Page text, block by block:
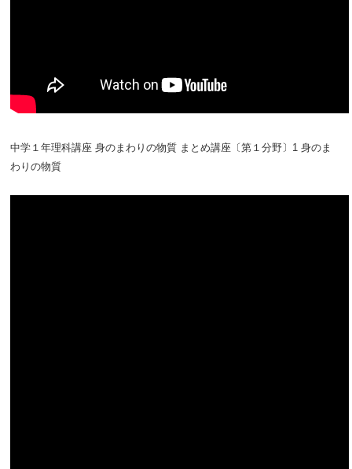
中学１年理科講座 身のまわりの物質 まとめ講座〔第１分野〕1 身のま
わりの物質